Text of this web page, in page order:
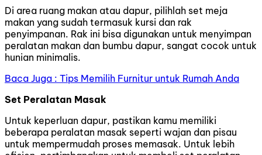
Di area ruang makan atau dapur, pilihlah set meja
makan yang sudah termasuk kursi dan rak
penyimpanan. Rak ini bisa digunakan untuk menyimpan
peralatan makan dan bumbu dapur, sangat cocok untuk
hunian minimalis.
Baca Juga : Tips Memilih Furnitur untuk Rumah Anda
Set Peralatan Masak
Untuk keperluan dapur, pastikan kamu memiliki
beberapa peralatan masak seperti wajan dan pisau
untuk mempermudah proses memasak. Untuk lebih